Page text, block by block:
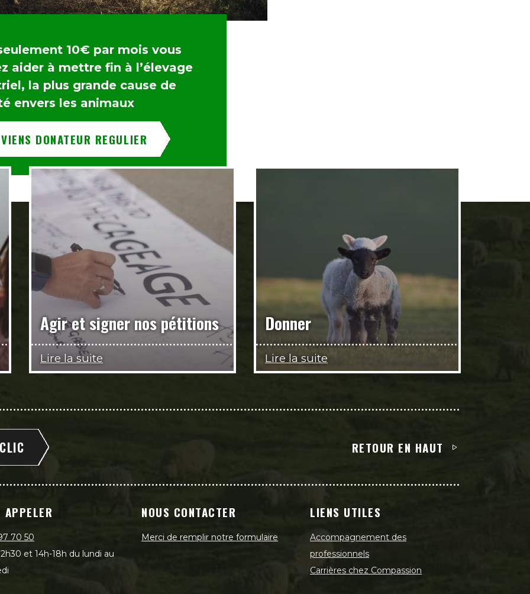
10€ par mois vous
aider à mettre fin à l’élevage
la plus grande cause de
envers les animaux
DONATEUR REGULIER
Agir et signer nos pétitions
Lire la suite
Donner
Lire la suite
RETOUR EN HAUT
APPELER
70 50
et 14h-18h du lundi au
NOUS CONTACTER
Merci de remplir notre formulaire
LIENS UTILES
Accompagnement des
professionnels
Carrières chez Compassion